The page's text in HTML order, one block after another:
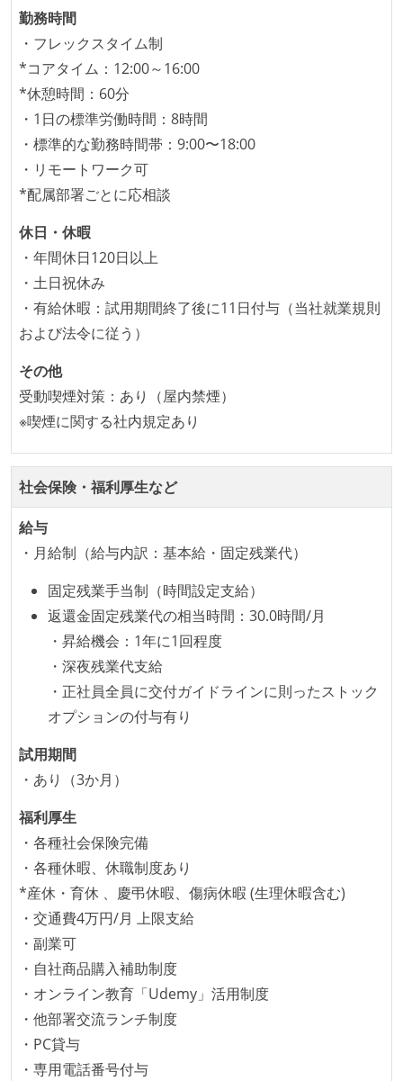
設計・実装から運用までを同じ開発チームが担い、フ
ロントエンド、バックエンド、インフラといった役割
の境界を超えて、個人が必要な範囲にまで染み出して
いく姿勢が根付いている
1年以内に、技術負債を解消するためのプロジェクト
や、古くなったツールのリプレイスプロジェクトがボ
トムアップで実施されたことがある
OS やエディタ、IDE といった個人の環境は、各自の責
企画を決定する場に、実装を担当する開発メンバーが
参加している
タスクの見積もりは、実装を担当するメンバーが中心
となって行う
全体のスケジュール管理は、途中の成果を随時確認し
ながら、納期または盛り込む機能を柔軟に調整する形
で行う
コード品質向上のための取り組み
本番にデプロイされるコードには、全てコードレビュ
ーまたはペアプログラミングを実施している
「リファクタリングは随時行われるべき」という価値
観をメンバー全員が共有しており、日常的に実施して
いる
何らかのコーディング規約をチーム全体で遵守するよ
うにしている
提出されたコードには自動的にリグレッションテスト
が実行される環境が構築されている
テストの実施度
施している
ほとんどの機能に受け入れテストを記述、実施してい
る
機能の実装と同時にテストコードを記述している
アジャイル実践状況
1ヶ月以下の短い期間でのイテレーション開発を実践
している
デイリーでスタンドアップミーティング、またはそれ
に準じるチーム内の打ち合わせを行っている
イテレーションの最後などに、定期的にチームでふり
かえりミーティングを行っている
継続的なデプロイ（デリバリー）を行っている
勤務時間
・フレックスタイム制
*コアタイム：12:00～16:00
*休憩時間：60分
・1日の標準労働時間：8時間
・標準的な勤務時間帯：9:00〜18:00
・リモートワーク可
*配属部署ごとに応相談
休日・休暇
・年間休日120日以上
・土日祝休み
・有給休暇：試用期間終了後に11日付与（当社就業規則
および法令に従う）
その他
受動喫煙対策：あり（屋内禁煙）
※喫煙に関する社内規定あり
社会保険・福利厚生など
給与
・月給制（給与内訳：基本給・固定残業代）
固定残業手当制（時間設定支給）
返還金固定残業代の相当時間：30.0時間/月
・昇給機会：1年に1回程度
・深夜残業代支給
・正社員全員に交付ガイドラインに則ったストック
オプションの付与有り
試用期間
・あり（3か月）
福利厚生
・各種社会保険完備
・各種休暇、休職制度あり
*産休・育休 、慶弔休暇、傷病休暇 (生理休暇含む)
・交通費4万円/月 上限支給
・副業可
・自社商品購入補助制度
・オンライン教育「Udemy」活用制度
・他部署交流ランチ制度
・PC貸与
・専用電話番号付与